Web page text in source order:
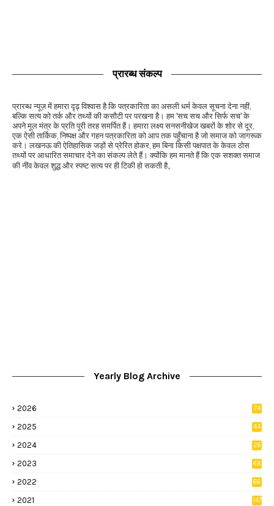
प्रारब्ध संकल्प
प्रारब्ध न्यूज़ में हमारा दृढ़ विश्वास है कि पत्रकारिता का असली धर्म केवल सूचना देना नहीं,
बल्कि सत्य को तर्क और तथ्यों की कसौटी पर परखना है। हम 'सच सच और सिर्फ सच' के
अपने मूल मंत्र के प्रति पूरी तरह समर्पित हैं। हमारा लक्ष्य सनसनीखेज खबरों के शोर से दूर,
एक ऐसी तार्किक, निष्पक्ष और गहन पत्रकारिता को आप तक पहुँचाना है जो समाज को जागरूक
करे। लखनऊ की ऐतिहासिक जड़ों से प्रेरित होकर, हम बिना किसी पक्षपात के केवल ठोस
तथ्यों पर आधारित समाचार देने का संकल्प लेते हैं। क्योंकि हम मानते हैं कि एक सशक्त समाज
की नींव केवल शुद्ध और स्पष्ट सत्य पर ही टिकी हो सकती है。
Yearly Blog Archive
2026
74
2025
44
2024
26
2023 48
2022
66
2021
147